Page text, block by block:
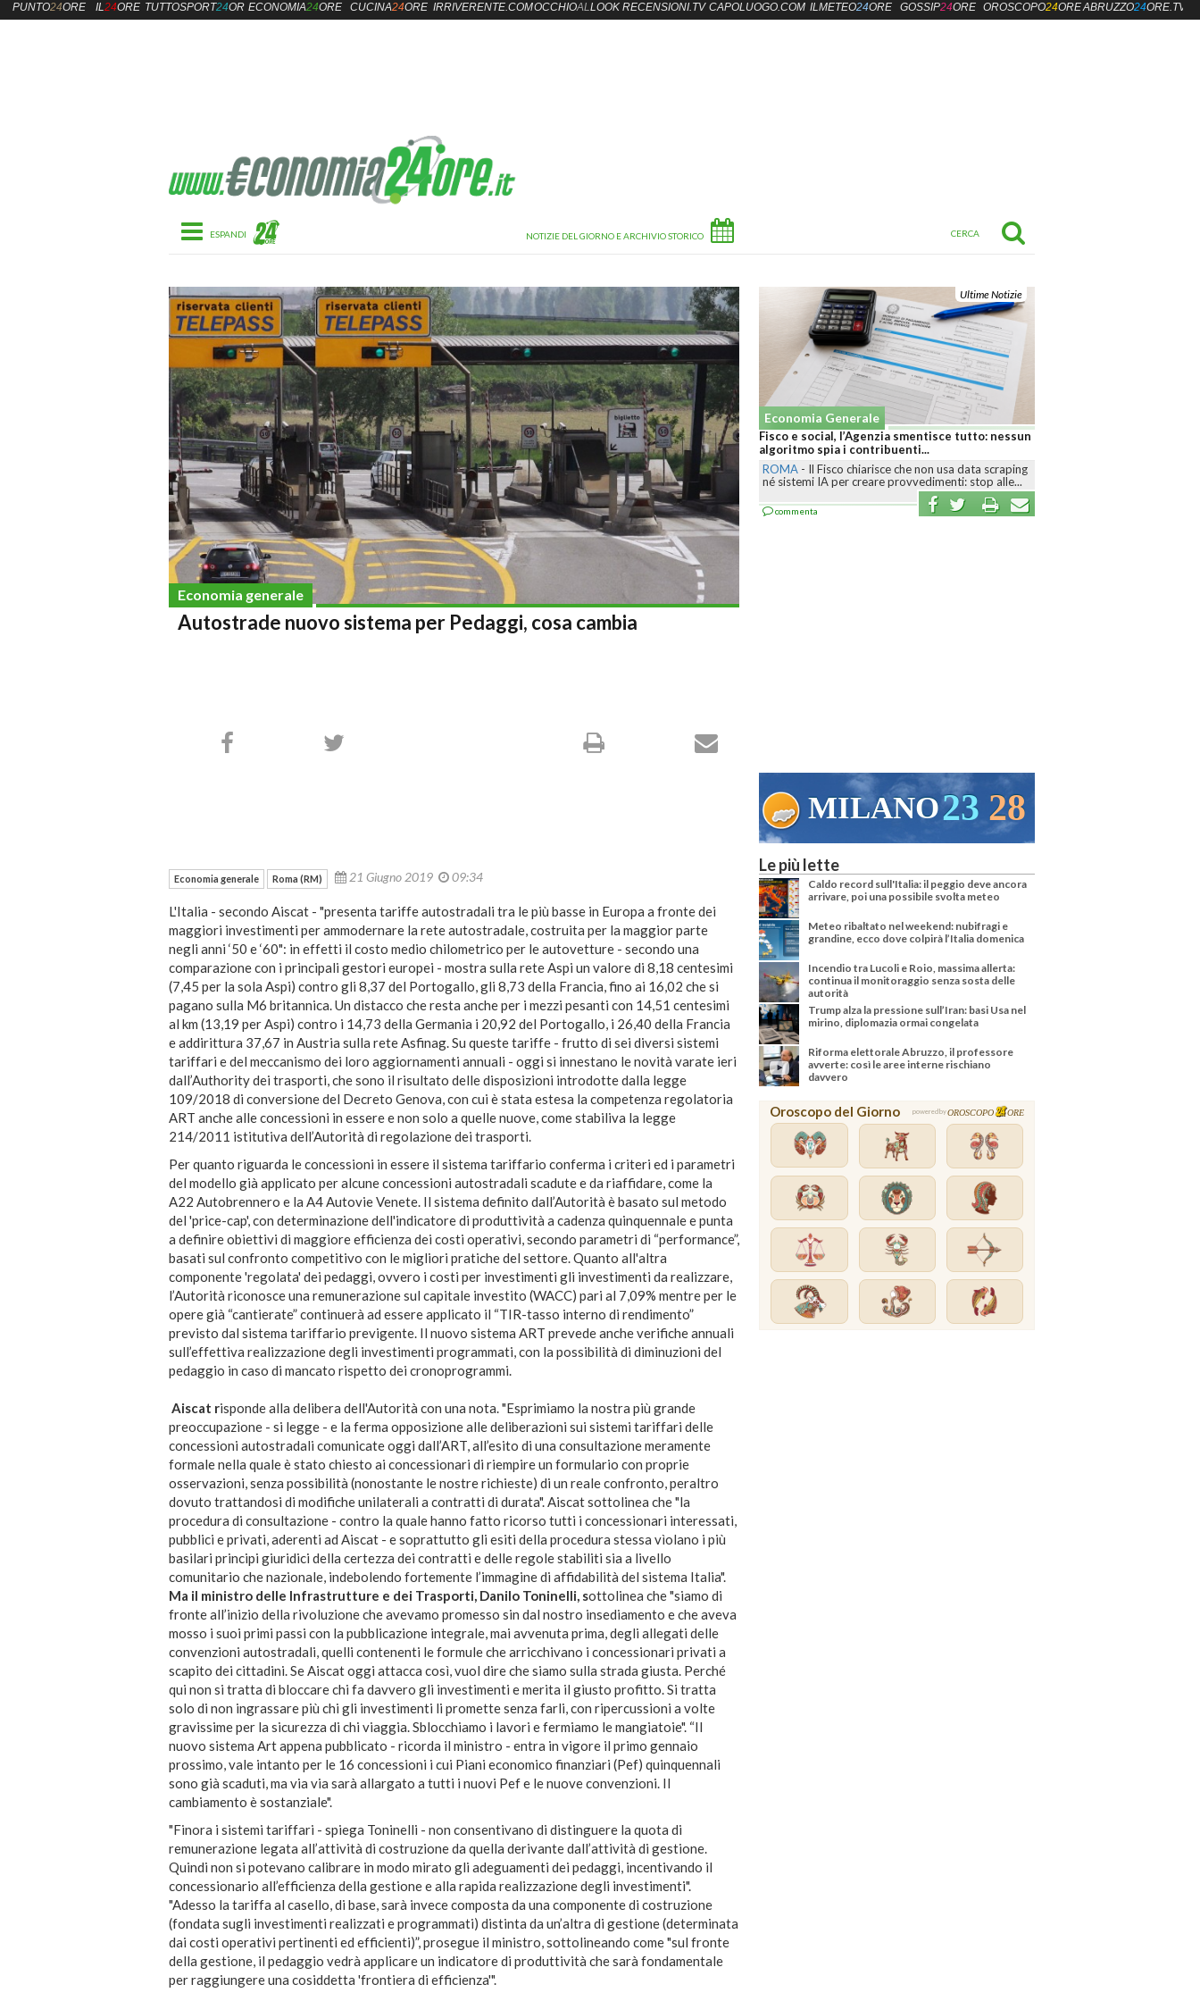
Toggle navigation
Economia generale
Autostrade nuovo sistema per Pedaggi, cosa cambia
Ultime Notizie
Economia Generale
Fisco e social, l’Agenzia smentisce tutto: nessun
algoritmo spia i contribuenti...
ROMA
Il Fisco chiarisce che non usa data scraping
né sistemi IA per creare provvedimenti: stop alle...
commenta
Economia Generale
Acqua minerale come carburante: rincari shock e
rischio scaffali vuoti presto
ROMA-Il caro energia e le tensioni internazionali
spingono verso l’alto i costi di produzione e...
commenta
MILANO23 28 VENEZIA
Economia generale Roma (RM) 21 Giugno 2019 09:34
L'Italia - secondo Aiscat - "presenta tariffe autostradali tra le più basse in Europa a fronte dei
maggiori investimenti per ammodernare la rete autostradale, costruita per la maggior parte
negli anni ‘50 e ‘60": in effetti il costo medio chilometrico per le autovetture - secondo una
comparazione con i principali gestori europei - mostra sulla rete Aspi un valore di 8,18 centesimi
(7,45 per la sola Aspi) contro gli 8,37 del Portogallo, gli 8,73 della Francia, fino ai 16,02 che si
pagano sulla M6 britannica. Un distacco che resta anche per i mezzi pesanti con 14,51 centesimi
al km (13,19 per Aspi) contro i 14,73 della Germania i 20,92 del Portogallo, i 26,40 della Francia
e addirittura 37,67 in Austria sulla rete Asfinag. Su queste tariffe - frutto di sei diversi sistemi
tariffari e del meccanismo dei loro aggiornamenti annuali - oggi si innestano le novità varate ieri
dall’Authority dei trasporti, che sono il risultato delle disposizioni introdotte dalla legge
109/2018 di conversione del Decreto Genova, con cui è stata estesa la competenza regolatoria
ART anche alle concessioni in essere e non solo a quelle nuove, come stabiliva la legge
214/2011 istitutiva dell’Autorità di regolazione dei trasporti.
Per quanto riguarda le concessioni in essere il sistema tariffario conferma i criteri ed i parametri
del modello già applicato per alcune concessioni autostradali scadute e da riaffidare, come la
A22 Autobrennero e la A4 Autovie Venete. Il sistema definito dall’Autorità è basato sul metodo
del 'price-cap', con determinazione dell'indicatore di produttività a cadenza quinquennale e punta
a definire obiettivi di maggiore efficienza dei costi operativi, secondo parametri di “performance”,
basati sul confronto competitivo con le migliori pratiche del settore. Quanto all'altra
componente 'regolata' dei pedaggi, ovvero i costi per investimenti gli investimenti da realizzare,
l’Autorità riconosce una remunerazione sul capitale investito (WACC) pari al 7,09% mentre per le
opere già “cantierate” continuerà ad essere applicato il “TIR-tasso interno di rendimento”
previsto dal sistema tariffario previgente. Il nuovo sistema ART prevede anche verifiche annuali
sull’effettiva realizzazione degli investimenti programmati, con la possibilità di diminuzioni del
pedaggio in caso di mancato rispetto dei cronoprogrammi.
Aiscat risponde alla delibera dell'Autorità con una nota. "Esprimiamo la nostra più grande
preoccupazione - si legge - e la ferma opposizione alle deliberazioni sui sistemi tariffari delle
concessioni autostradali comunicate oggi dall’ART, all’esito di una consultazione meramente
formale nella quale è stato chiesto ai concessionari di riempire un formulario con proprie
osservazioni, senza possibilità (nonostante le nostre richieste) di un reale confronto, peraltro
dovuto trattandosi di modifiche unilaterali a contratti di durata". Aiscat sottolinea che "la
procedura di consultazione - contro la quale hanno fatto ricorso tutti i concessionari interessati,
pubblici e privati, aderenti ad Aiscat - e soprattutto gli esiti della procedura stessa vìolano i più
basilari principi giuridici della certezza dei contratti e delle regole stabiliti sia a livello
comunitario che nazionale, indebolendo fortemente l’immagine di affidabilità del sistema Italia".
Ma il ministro delle Infrastrutture e dei Trasporti, Danilo Toninelli, sottolinea che "siamo di
fronte all’inizio della rivoluzione che avevamo promesso sin dal nostro insediamento e che aveva
mosso i suoi primi passi con la pubblicazione integrale, mai avvenuta prima, degli allegati delle
convenzioni autostradali, quelli contenenti le formule che arricchivano i concessionari privati a
scapito dei cittadini. Se Aiscat oggi attacca così, vuol dire che siamo sulla strada giusta. Perché
qui non si tratta di bloccare chi fa davvero gli investimenti e merita il giusto profitto. Si tratta
solo di non ingrassare più chi gli investimenti li promette senza farli, con ripercussioni a volte
gravissime per la sicurezza di chi viaggia. Sblocchiamo i lavori e fermiamo le mangiatoie". “Il
nuovo sistema Art appena pubblicato - ricorda il ministro - entra in vigore il primo gennaio
prossimo, vale intanto per le 16 concessioni i cui Piani economico finanziari (Pef) quinquennali
sono già scaduti, ma via via sarà allargato a tutti i nuovi Pef e le nuove convenzioni. Il
cambiamento è sostanziale".
"Finora i sistemi tariffari - spiega Toninelli - non consentivano di distinguere la quota di
remunerazione legata all’attività di costruzione da quella derivante dall’attività di gestione.
Quindi non si potevano calibrare in modo mirato gli adeguamenti dei pedaggi, incentivando il
concessionario all’efficienza della gestione e alla rapida realizzazione degli investimenti".
"Adesso la tariffa al casello, di base, sarà invece composta da una componente di costruzione
(fondata sugli investimenti realizzati e programmati) distinta da un’altra di gestione (determinata
dai costi operativi pertinenti ed efficienti)”, prosegue il ministro, sottolineando come "sul fronte
della gestione, il pedaggio vedrà applicare un indicatore di produttività che sarà fondamentale
per raggiungere una cosiddetta 'frontiera di efficienza'".
Le più lette
Caldo record sull'Italia: il peggio deve ancora
arrivare, poi una possibile svolta meteo
Meteo ribaltato nel weekend: nubifragi e
grandine, ecco dove colpirà l’Italia domenica
Incendio tra Lucoli e Roio, massima allerta:
continua il monitoraggio senza sosta delle
autorità
Trump alza la pressione sull’Iran: basi Usa nel
mirino, diplomazia ormai congelata
Riforma elettorale Abruzzo, il professore
avverte: così le aree interne rischiano
davvero
Oroscopo del Giorno powered byOROSCOPO ORE
PUNTO24ORE IL24ORE TUTTOSPORT24OREECONOMIA24ORE CUCINA24ORE IRRIVERENTE.COMOCCHIOALLOOK RECENSIONI.TV CAPOLUOGO.COM ILMETEO24ORE GOSSIP24ORE OROSCOPO24OREABRUZZO24ORE.TV